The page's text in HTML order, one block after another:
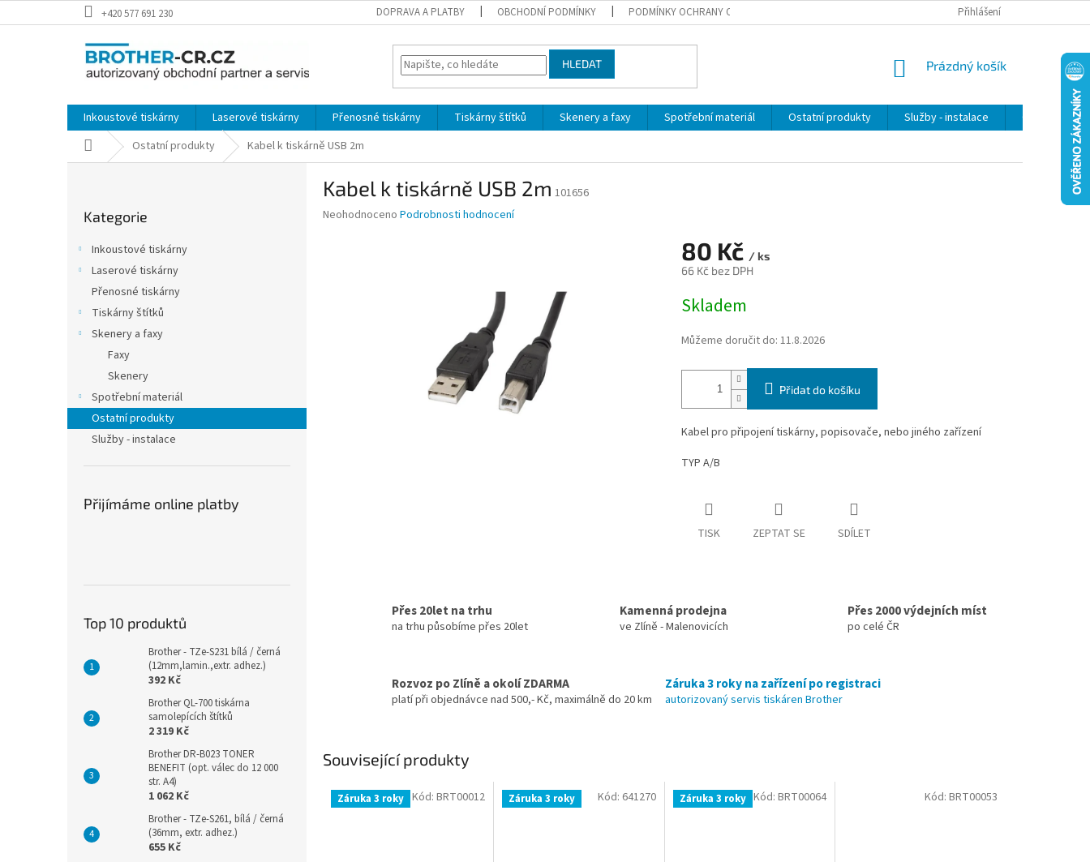
na
+420 577 691 230 DOPRAVA A PLATBY OBCHODNÍ PODMÍNKY PODMÍNKY OCHRANY OSOBNÍCH ÚDAJŮ Přihlášení
HLEDAT
NÁKUPNÍ
Prázdný košík
Inkoustové tiskárny Laserové tiskárny Přenosné tiskárny Tiskárny štítků Skenery a faxy Spotřební materiál Ostatní produkty Služby - instalace
Obchodní
Domů Ostatní produkty Kabel k tiskárně USB 2m
l
kategorie
Kategorie
Inkoustové tiskárny
Laserové tiskárny
Přenosné tiskárny
Tiskárny štítků
Skenery a faxy
Faxy
Skenery
Spotřební materiál
Ostatní produkty
Služby - instalace
Přijímáme online platby
Top 10 produktů
Brother - TZe-S231 bílá / černá
(12mm,lamin.,extr. adhez.)
392 Kč
Brother QL-700 tiskárna
samolepících štítků
2 319 Kč
Brother DR-B023 TONER
BENEFIT (opt. válec do 12 000
str. A4)
1 062 Kč
Brother - TZe-S261, bílá / černá
(36mm, extr. adhez.)
655 Kč
Kabel k tiskárně USB 2m 101656
Průměrné
Neohodnoceno Podrobnosti hodnocení
80 Kč / ks
66 Kč bez DPH
cena:
Skladem
Můžeme doručit do: 11.8.2026
Přidat do košíku
Kabel pro připojení tiskárny, popisovače, nebo jiného zařízení
TYP A/B
TISK ZEPTAT SE SDÍLET
Přes 20let na trhu
na trhu působíme přes 20let
Kamenná prodejna
ve Zlíně - Malenovicích
Přes 2000 výdejních míst
po celé ČR
Rozvoz po Zlíně a okolí ZDARMA
platí při objednávce nad 500,- Kč, maximálně do 20 km
Záruka 3 roky na zařízení po registraci
autorizovaný servis tiskáren Brother
Související produkty
Záruka 3 roky Kód: BRT00012 Záruka 3 roky Kód: 641270 Záruka 3 roky Kód:BRT00064 Kód: BRT00053